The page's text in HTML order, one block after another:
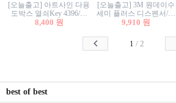
[오늘출고] 아트사인 다용
도박스 열쇠Key 4396/투
표함/건의함/모금함/응모
8,400 원
[오늘출고] 3M 원데이수
세미 플러스 디스펜서/소
프트수세미5매+강력수세
9,910 원
1 / 2
best of best